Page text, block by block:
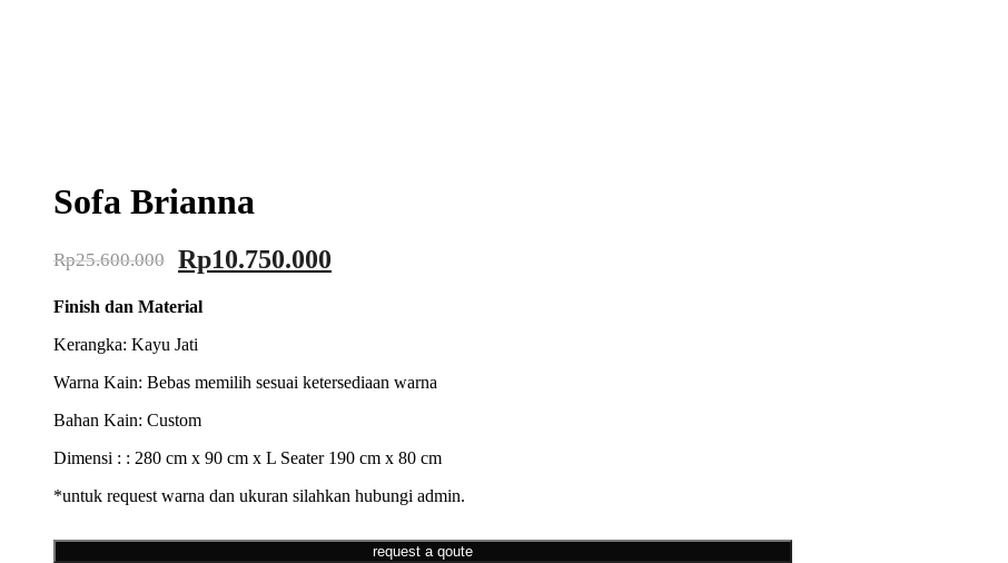
Sofa Brianna
Rp25.600.000
Original
was:
Rp25.600.000.
Rp10.750.000
Finish dan Material
Kerangka: Kayu Jati
Warna Kain: Bebas memilih sesuai ketersediaan warna
Bahan Kain: Custom
Dimensi : : 280 cm x 90 cm x L Seater 190 cm x 80 cm
*untuk request warna dan ukuran silahkan hubungi admin.
request a qoute